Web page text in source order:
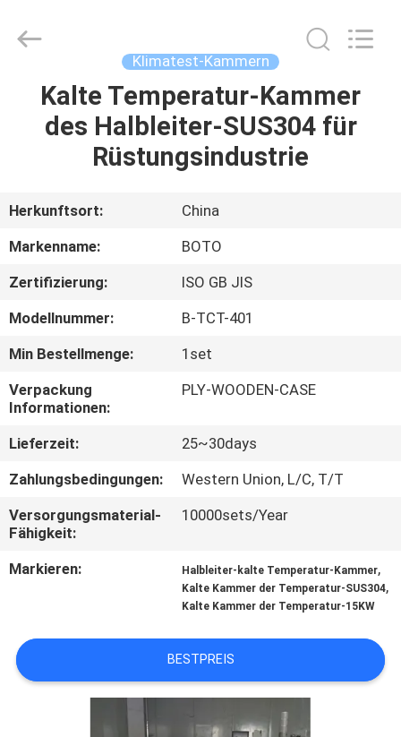
HAUS
PRODUKTE
ÜBER
UNS
FABRIK-
AUSFLUG
QUALITÄTSKONTROLLE
TRETEN
SIE
MIT
UNS
IN
FORDERN
SIE EIN
Klimatest-Kammern
Kalte Temperatur-Kammer
des Halbleiter-SUS304 für
Rüstungsindustrie
Herkunftsort:
China
Markenname:
BOTO
Zertifizierung:
ISO GB JIS
Modellnummer:
B-TCT-401
Min Bestellmenge:
1set
Verpackung
Informationen:
PLY-WOODEN-CASE
Lieferzeit:
25~30days
Zahlungsbedingungen:
Western Union, L/C, T/T
Versorgungsmaterial-
Fähigkeit:
10000sets/Year
Markieren: Halbleiter-kalte Temperatur-Kammer,
Kalte Kammer der Temperatur-SUS304,
Kalte Kammer der Temperatur-15KW
BESTPREIS